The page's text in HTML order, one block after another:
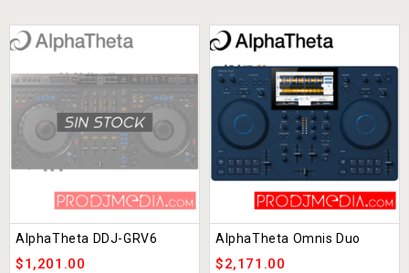
AlphaTheta DDJ-GRV6
$1,201.00
AlphaTheta Omnis Duo
$2,171.00